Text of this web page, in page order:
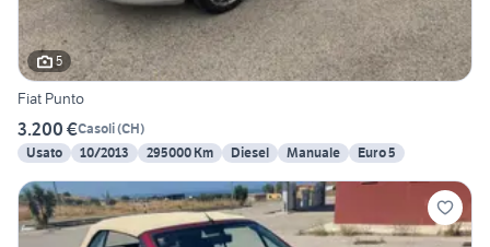
5
Fiat Punto
3.200 €Casoli(CH)
Usato
10/2013 295000 Km Diesel Manuale Euro 5